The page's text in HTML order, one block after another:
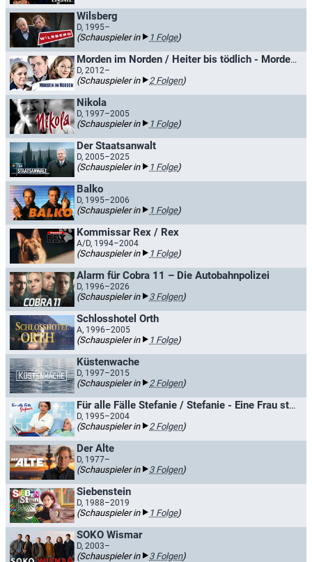
Wilsberg
D, 1995–
(Schauspieler in 1 Folge)
Morden im Norden / Heiter bis tödlich - Morden im Norden
D, 2012–
(Schauspieler in 2 Folgen)
Nikola
D, 1997–2005
(Schauspieler in 1 Folge)
Der Staatsanwalt
D, 2005–2025
(Schauspieler in 1 Folge)
Balko
D, 1995–2006
(Schauspieler in 1 Folge)
Kommissar Rex / Rex
A/D, 1994–2004
(Schauspieler in 1 Folge)
Alarm für Cobra 11 – Die Autobahnpolizei
D, 1996–2026
(Schauspieler in 3 Folgen)
Schlosshotel Orth
A, 1996–2005
(Schauspieler in 1 Folge)
Küstenwache
D, 1997–2015
(Schauspieler in 2 Folgen)
Für alle Fälle Stefanie / Stefanie - Eine Frau startet durch
D, 1995–2004
(Schauspieler in 2 Folgen)
Der Alte
D, 1977–
(Schauspieler in 3 Folgen)
Siebenstein
D, 1988–2019
(Schauspieler in 1 Folge)
SOKO Wismar
D, 2003–
(Schauspieler in 3 Folgen)